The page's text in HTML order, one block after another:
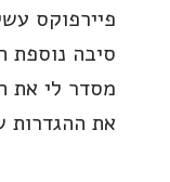
פיירפוקס
את ההגדרות